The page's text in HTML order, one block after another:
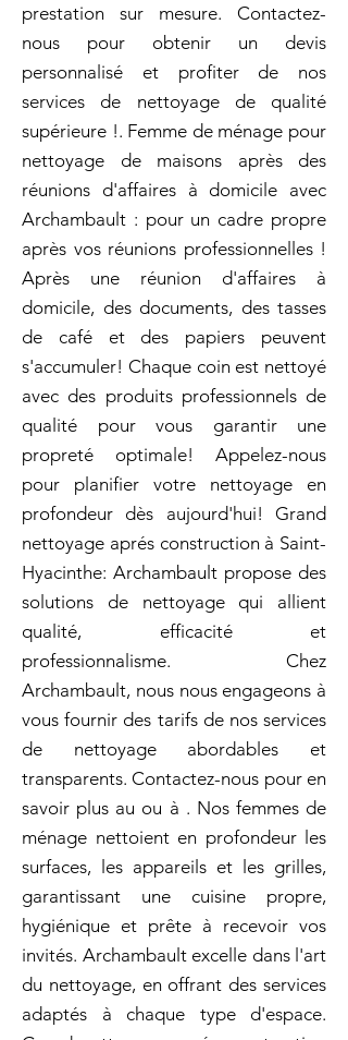
prestation sur mesure. Contactez-
nous pour obtenir un devis
personnalisé et profiter de nos
services de nettoyage de qualité
supérieure !. Femme de ménage pour
nettoyage de maisons après des
réunions d'affaires à domicile avec
Archambault : pour un cadre propre
après vos réunions professionnelles !
Après une réunion d'affaires à
domicile, des documents, des tasses
de café et des papiers peuvent
s'accumuler! Chaque coin est nettoyé
avec des produits professionnels de
qualité pour vous garantir une
propreté optimale! Appelez-nous
pour planifier votre nettoyage en
profondeur dès aujourd'hui! Grand
nettoyage aprés construction à Saint-
Hyacinthe: Archambault propose des
solutions de nettoyage qui allient
qualité, efficacité et
professionnalisme. Chez
Archambault, nous nous engageons à
vous fournir des tarifs de nos services
de nettoyage abordables et
transparents. Contactez-nous pour en
savoir plus au ou à . Nos femmes de
ménage nettoient en profondeur les
surfaces, les appareils et les grilles,
garantissant une cuisine propre,
hygiénique et prête à recevoir vos
invités. Archambault excelle dans l'art
du nettoyage, en offrant des services
adaptés à chaque type d'espace.